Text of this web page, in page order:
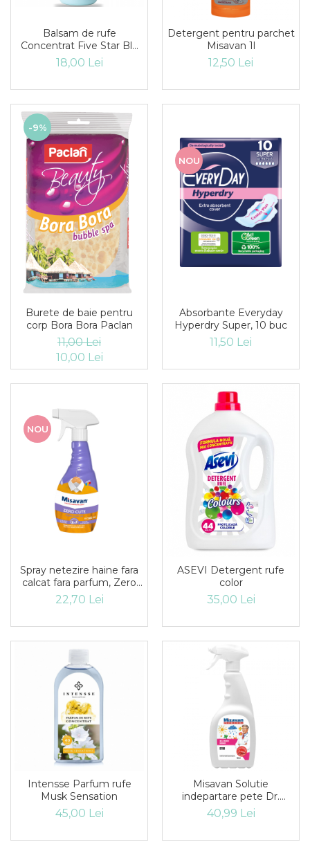
Balsam de rufe
Concentrat Five Star Blu
1kg
18,00 Lei
Detergent pentru parchet
Misavan 1l
12,50 Lei
-9%
Burete de baie pentru
corp Bora Bora Paclan
11,00 Lei
10,00 Lei
NOU
Absorbante Everyday
Hyperdry Super, 10 buc
11,50 Lei
NOU
Spray netezire haine fara
calcat fara parfum, Zero
Cute Misavan, 500 ml
22,70 Lei
ASEVI Detergent rufe
color
35,00 Lei
Intensse Parfum rufe
Musk Sensation
45,00 Lei
Misavan Solutie
indepartare pete Dr.
Stephan Ink&Marker
Remover 750ml
40,99 Lei